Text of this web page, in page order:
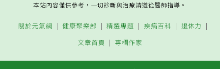
本站內容僅供參考，一切診斷與治療請遵從醫師指導。
關於元氣網 健康聚樂部 精選專題 疾病百科
退休力
文章首頁
專欄作家